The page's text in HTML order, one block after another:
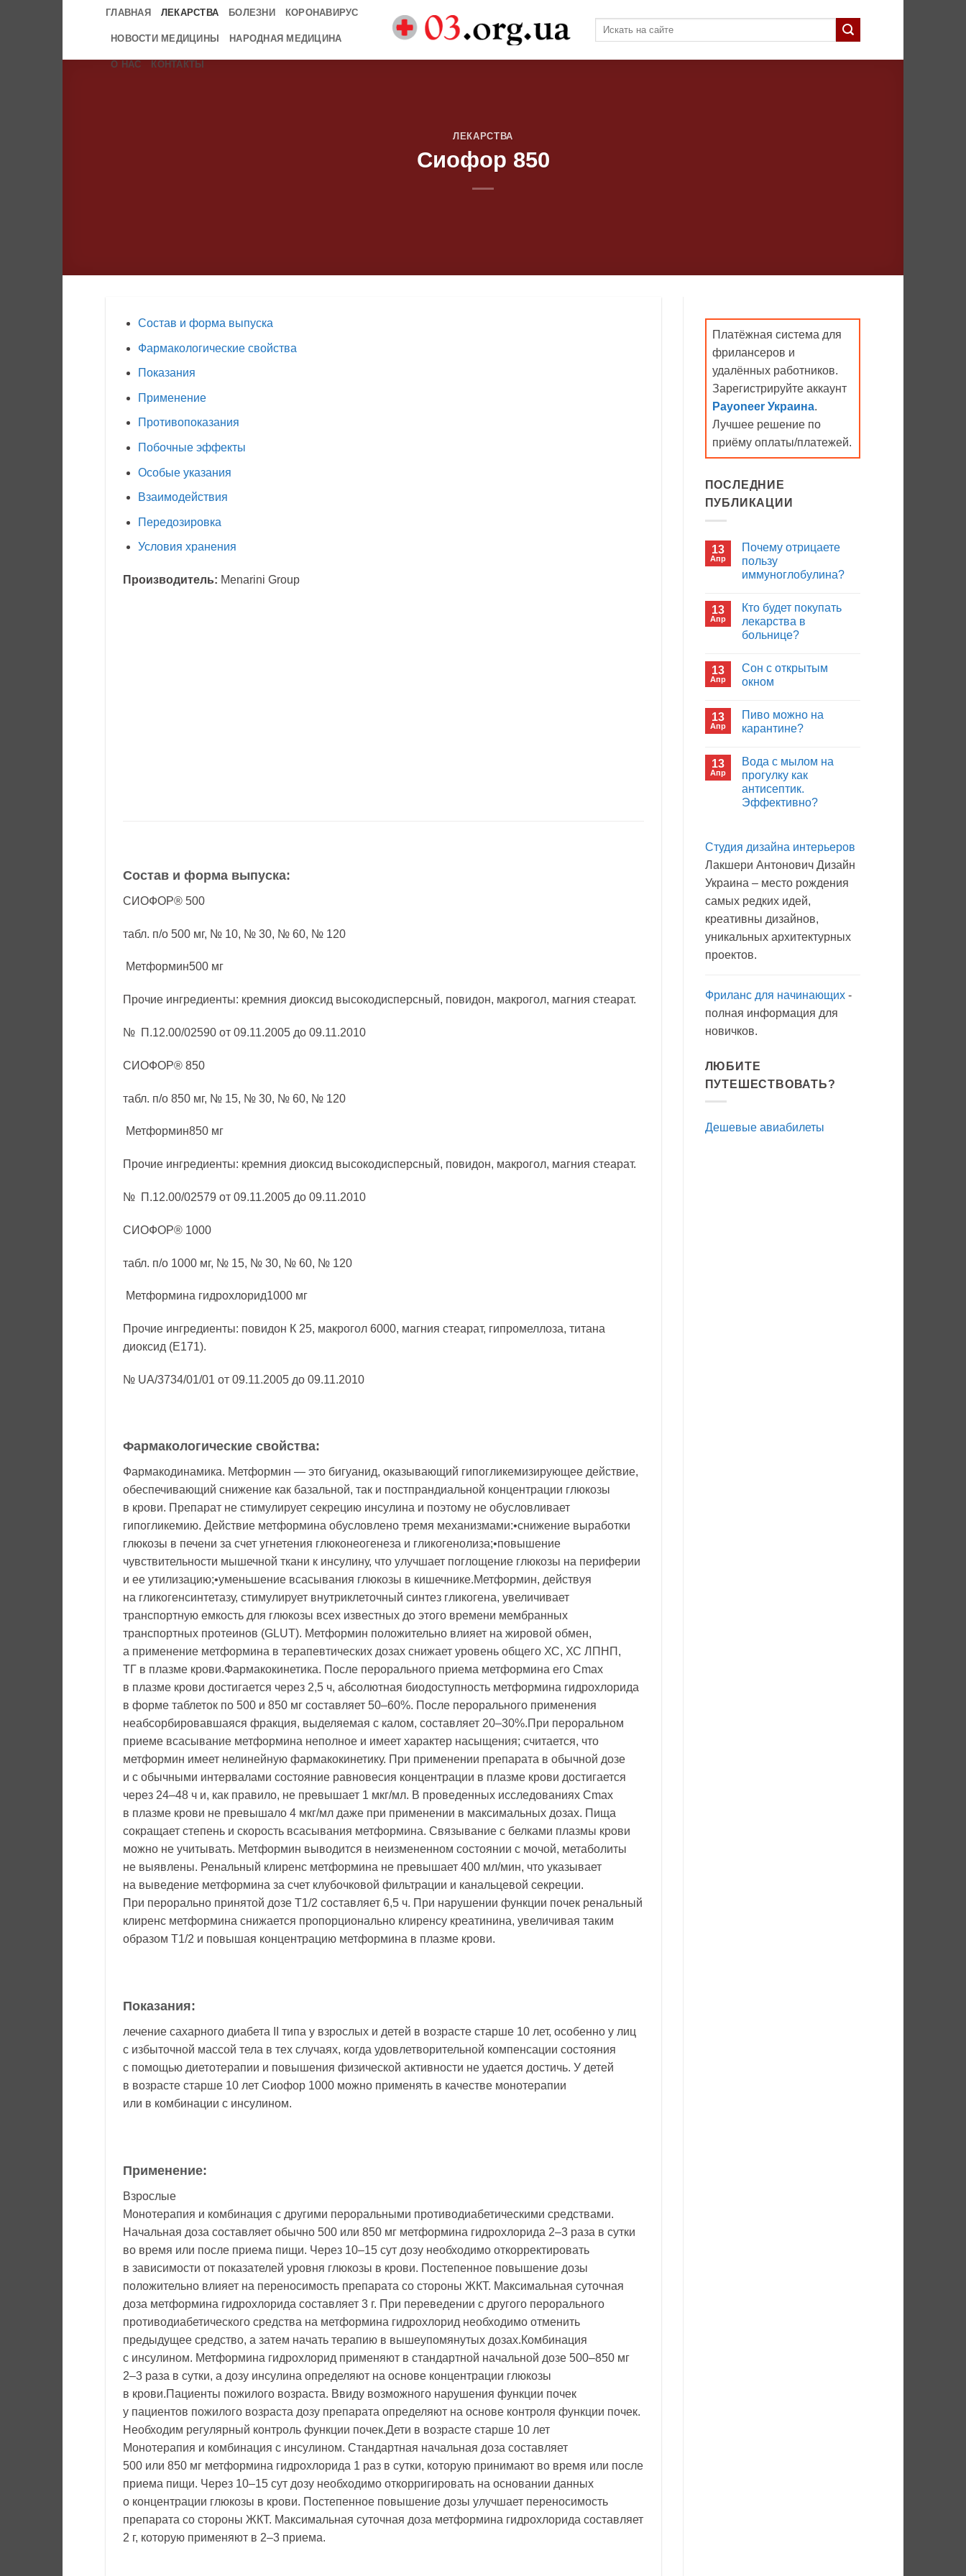
ГЛАВНАЯ ЛЕКАРСТВА БОЛЕЗНИ КОРОНАВИРУС
НОВОСТИ МЕДИЦИНЫ НАРОДНАЯ МЕДИЦИНА
О НАС КОНТАКТЫ
ЛЕКАРСТВА
Сиофор 850
Состав и форма выпуска
Фармакологические свойства
Показания
Применение
Противопоказания
Побочные эффекты
Особые указания
Взаимодействия
Передозировка
Условия хранения
Производитель: Menarini Group
Состав и форма выпуска:
СИОФОР® 500
табл. п/о 500 мг, № 10, № 30, № 60, № 120
Метформин500 мг
Прочие ингредиенты: кремния диоксид высокодисперсный, повидон, макрогол, магния стеарат.
№ П.12.00/02590 от 09.11.2005 до 09.11.2010
СИОФОР® 850
табл. п/о 850 мг, № 15, № 30, № 60, № 120
Метформин850 мг
Прочие ингредиенты: кремния диоксид высокодисперсный, повидон, макрогол, магния стеарат.
№ П.12.00/02579 от 09.11.2005 до 09.11.2010
СИОФОР® 1000
табл. п/о 1000 мг, № 15, № 30, № 60, № 120
Метформина гидрохлорид1000 мг
Прочие ингредиенты: повидон К 25, макрогол 6000, магния стеарат, гипромеллоза, титана
диоксид (Е171).
№ UA/3734/01/01 от 09.11.2005 до 09.11.2010
Фармакологические свойства:
Фармакодинамика. Метформин — это бигуанид, оказывающий гипогликемизирующее действие,
обеспечивающий снижение как базальной, так и постпрандиальной концентрации глюкозы
в крови. Препарат не стимулирует секрецию инсулина и поэтому не обусловливает
гипогликемию. Действие метформина обусловлено тремя механизмами:•снижение выработки
глюкозы в печени за счет угнетения глюконеогенеза и гликогенолиза;•повышение
чувствительности мышечной ткани к инсулину, что улучшает поглощение глюкозы на периферии
и ее утилизацию;•уменьшение всасывания глюкозы в кишечнике.Метформин, действуя
на гликогенсинтетазу, стимулирует внутриклеточный синтез гликогена, увеличивает
транспортную емкость для глюкозы всех известных до этого времени мембранных
транспортных протеинов (GLUT). Метформин положительно влияет на жировой обмен,
а применение метформина в терапевтических дозах снижает уровень общего ХС, ХС ЛПНП,
ТГ в плазме крови.Фармакокинетика. После перорального приема метформина его Сmax
в плазме крови достигается через 2,5 ч, абсолютная биодоступность метформина гидрохлорида
в форме таблеток по 500 и 850 мг составляет 50–60%. После перорального применения
неабсорбировавшаяся фракция, выделяемая с калом, составляет 20–30%.При пероральном
приеме всасывание метформина неполное и имеет характер насыщения; считается, что
метформин имеет нелинейную фармакокинетику. При применении препарата в обычной дозе
и с обычными интервалами состояние равновесия концентрации в плазме крови достигается
через 24–48 ч и, как правило, не превышает 1 мкг/мл. В проведенных исследованиях Сmax
в плазме крови не превышало 4 мкг/мл даже при применении в максимальных дозах. Пища
сокращает степень и скорость всасывания метформина. Связывание с белками плазмы крови
можно не учитывать. Метформин выводится в неизмененном состоянии с мочой, метаболиты
не выявлены. Ренальный клиренс метформина не превышает 400 мл/мин, что указывает
на выведение метформина за счет клубочковой фильтрации и канальцевой секреции.
При перорально принятой дозе T1/2 составляет 6,5 ч. При нарушении функции почек ренальный
клиренс метформина снижается пропорционально клиренсу креатинина, увеличивая таким
образом T1/2 и повышая концентрацию метформина в плазме крови.
Показания:
лечение сахарного диабета II типа у взрослых и детей в возрасте старше 10 лет, особенно у лиц
с избыточной массой тела в тех случаях, когда удовлетворительной компенсации состояния
с помощью диетотерапии и повышения физической активности не удается достичь. У детей
в возрасте старше 10 лет Сиофор 1000 можно применять в качестве монотерапии
или в комбинации с инсулином.
Применение:
Взрослые
Монотерапия и комбинация с другими пероральными противодиабетическими средствами.
Начальная доза составляет обычно 500 или 850 мг метформина гидрохлорида 2–3 раза в сутки
во время или после приема пищи. Через 10–15 сут дозу необходимо откорректировать
в зависимости от показателей уровня глюкозы в крови. Постепенное повышение дозы
положительно влияет на переносимость препарата со стороны ЖКТ. Максимальная суточная
доза метформина гидрохлорида составляет 3 г. При переведении с другого перорального
противодиабетического средства на метформина гидрохлорид необходимо отменить
предыдущее средство, а затем начать терапию в вышеупомянутых дозах.Комбинация
с инсулином. Метформина гидрохлорид применяют в стандартной начальной дозе 500–850 мг
2–3 раза в сутки, а дозу инсулина определяют на основе концентрации глюкозы
в крови.Пациенты пожилого возраста. Ввиду возможного нарушения функции почек
у пациентов пожилого возраста дозу препарата определяют на основе контроля функции почек.
Необходим регулярный контроль функции почек.Дети в возрасте старше 10 лет
Монотерапия и комбинация с инсулином. Стандартная начальная доза составляет
500 или 850 мг метформина гидрохлорида 1 раз в сутки, которую принимают во время или после
приема пищи. Через 10–15 сут дозу необходимо откорригировать на основании данных
о концентрации глюкозы в крови. Постепенное повышение дозы улучшает переносимость
препарата со стороны ЖКТ. Максимальная суточная доза метформина гидрохлорида составляет
2 г, которую применяют в 2–3 приема.
Платёжная система для
фрилансеров и
удалённых работников.
Зарегистрируйте аккаунт
Payoneer Украина.
Лучшее решение по
приёму оплаты/платежей.
ПОСЛЕДНИЕ
ПУБЛИКАЦИИ
13
Апр
Почему отрицаете
пользу
иммуноглобулина?
записи
Почему
отрицаете
пользу
13
Апр
Кто будет покупать
лекарства в
больнице?
записи
Кто
будет
больнице?
13
Апр
Сон с открытым
окном
записи
Сон
с
13
Апр
Пиво можно на
карантине?
записи
Пиво
можно
на
карантине?
13
Апр
Вода с мылом на
прогулку как
антисептик.
Эффективно?
Вода
мылом
на
прогулку
антисептик.
Студия дизайна интерьеров
Лакшери Антонович Дизайн
Украина – место рождения
самых редких идей,
креативны дизайнов,
уникальных архитектурных
проектов.
Фриланс для начинающих-
полная информация для
новичков.
ЛЮБИТЕ
ПУТЕШЕСТВОВАТЬ?
Дешевые авиабилеты